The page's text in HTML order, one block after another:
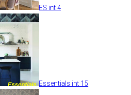
ES int 4
Essentials int 15